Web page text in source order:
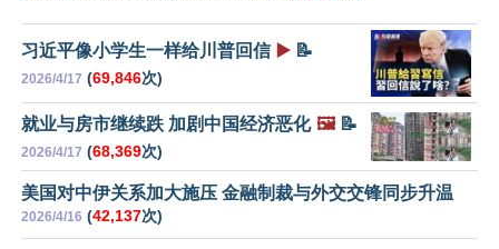
习近平像小学生一样给川普回信 ▶️ 📝
2026/4/17 (69,846次)
就业与房市继续跌 加剧中国经济恶化 🖼️📝
2026/4/17 (68,369次)
美国对中伊关系加大施压 金融制裁与外交交锋同步升温
2026/4/16 (42,137次)